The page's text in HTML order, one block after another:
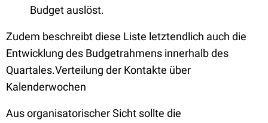
Budget auslöst.
Zudem beschreibt diese Liste letztendlich auch die
Entwicklung des Budgetrahmens innerhalb des
Quartales.Verteilung der Kontakte über
Kalenderwochen
Aus organisatorischer Sicht sollte die